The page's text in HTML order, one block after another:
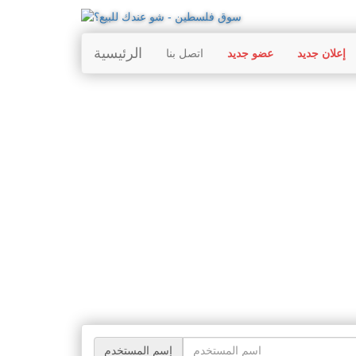
الرئيسية اتصل بنا عضو جديد إعلان جديد
إسم المستخدم